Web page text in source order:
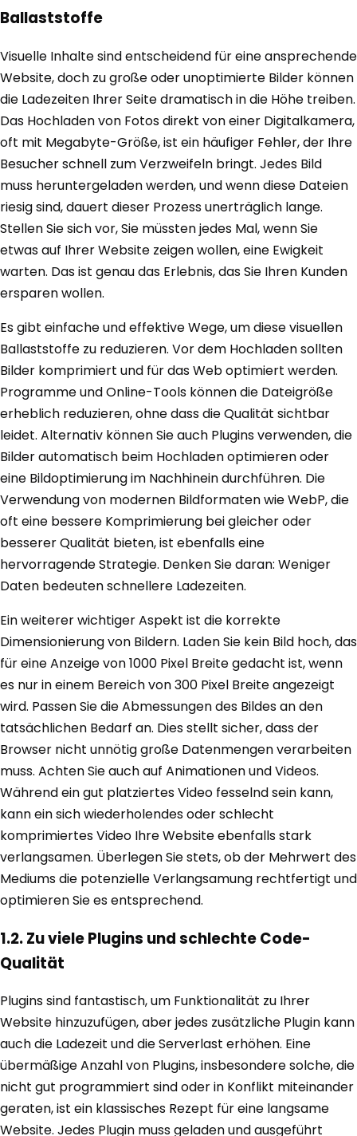
Ballaststoffe
Visuelle Inhalte sind entscheidend für eine ansprechende
Website, doch zu große oder unoptimierte Bilder können
die Ladezeiten Ihrer Seite dramatisch in die Höhe treiben.
Das Hochladen von Fotos direkt von einer Digitalkamera,
oft mit Megabyte-Größe, ist ein häufiger Fehler, der Ihre
Besucher schnell zum Verzweifeln bringt. Jedes Bild
muss heruntergeladen werden, und wenn diese Dateien
riesig sind, dauert dieser Prozess unerträglich lange.
Stellen Sie sich vor, Sie müssten jedes Mal, wenn Sie
etwas auf Ihrer Website zeigen wollen, eine Ewigkeit
warten. Das ist genau das Erlebnis, das Sie Ihren Kunden
ersparen wollen.
Es gibt einfache und effektive Wege, um diese visuellen
Ballaststoffe zu reduzieren. Vor dem Hochladen sollten
Bilder komprimiert und für das Web optimiert werden.
Programme und Online-Tools können die Dateigröße
erheblich reduzieren, ohne dass die Qualität sichtbar
leidet. Alternativ können Sie auch Plugins verwenden, die
Bilder automatisch beim Hochladen optimieren oder
eine Bildoptimierung im Nachhinein durchführen. Die
Verwendung von modernen Bildformaten wie WebP, die
oft eine bessere Komprimierung bei gleicher oder
besserer Qualität bieten, ist ebenfalls eine
hervorragende Strategie. Denken Sie daran: Weniger
Daten bedeuten schnellere Ladezeiten.
Ein weiterer wichtiger Aspekt ist die korrekte
Dimensionierung von Bildern. Laden Sie kein Bild hoch, das
für eine Anzeige von 1000 Pixel Breite gedacht ist, wenn
es nur in einem Bereich von 300 Pixel Breite angezeigt
wird. Passen Sie die Abmessungen des Bildes an den
tatsächlichen Bedarf an. Dies stellt sicher, dass der
Browser nicht unnötig große Datenmengen verarbeiten
muss. Achten Sie auch auf Animationen und Videos.
Während ein gut platziertes Video fesselnd sein kann,
kann ein sich wiederholendes oder schlecht
komprimiertes Video Ihre Website ebenfalls stark
verlangsamen. Überlegen Sie stets, ob der Mehrwert des
Mediums die potenzielle Verlangsamung rechtfertigt und
optimieren Sie es entsprechend.
1.2. Zu viele Plugins und schlechte Code-
Qualität
Plugins sind fantastisch, um Funktionalität zu Ihrer
Website hinzuzufügen, aber jedes zusätzliche Plugin kann
auch die Ladezeit und die Serverlast erhöhen. Eine
übermäßige Anzahl von Plugins, insbesondere solche, die
nicht gut programmiert sind oder in Konflikt miteinander
geraten, ist ein klassisches Rezept für eine langsame
Website. Jedes Plugin muss geladen und ausgeführt